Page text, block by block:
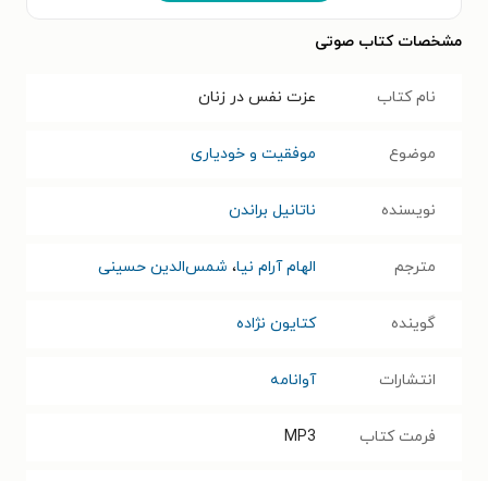
مشخصات کتاب صوتی
نام کتاب عزت نفس در زنان
موضوع موفقیت و خودیاری
نویسنده ناتانیل براندن
مترجم الهام آرام نیا، شمس‌الدین حسینی
گوینده کتایون نژاده
انتشارات آوانامه
فرمت کتاب MP3